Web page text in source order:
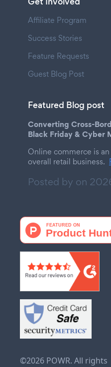
Affiliate Program
Success Stories
Feature Requests
Guest Blog Post
Featured Blog post
Converting Cross-
Black Friday & Cyber
Online commerce is
overall retail business.
Posted by on
©2026 POWR. All rights